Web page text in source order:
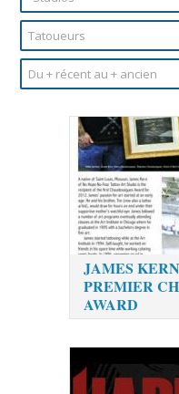
JAMES
PREMIER
AWARD